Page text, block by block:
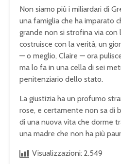
Non siamo più i miliardari di
una famiglia che ha imparato
grande non si strofina via con
costruisce con la verità, un
— o meglio, Claire — ora
ma lo fa in una cella di sei
penitenziario dello stato.
La giustizia ha un profumo
rose, e certamente non sa di
di una nuova vita che dorme
una madre che non ha più
Visualizzazioni: 2.549